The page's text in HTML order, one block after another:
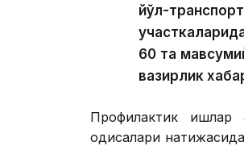
йўл-
60 та
вазирлик
Профилактик ишлар
ҳодисалари